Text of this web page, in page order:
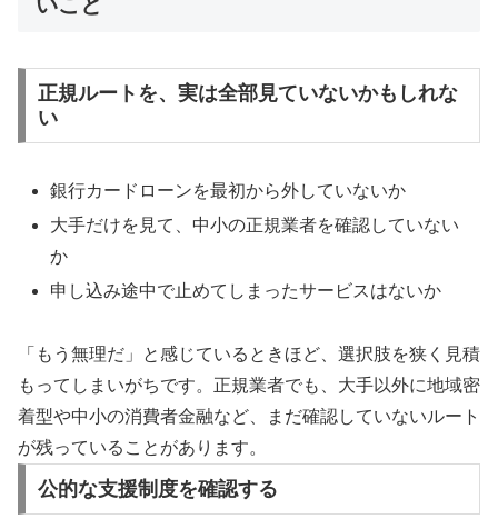
正規ルートを、実は全部見ていないかもしれな
い
銀行カードローンを最初から外していないか
大手だけを見て、中小の正規業者を確認していない
か
申し込み途中で止めてしまったサービスはないか
「もう無理だ」と感じているときほど、選択肢を狭く見積
もってしまいがちです。正規業者でも、大手以外に地域密
着型や中小の消費者金融など、まだ確認していないルート
が残っていることがあります。
公的な支援制度を確認する